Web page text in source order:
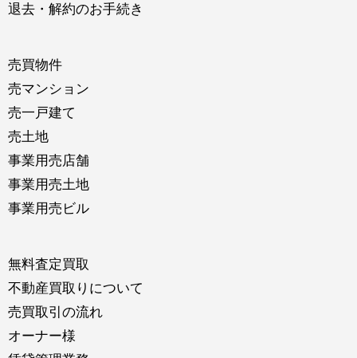
退去・解約のお手続き
売買物件
売マンション
売一戸建て
売土地
事業用売店舗
事業用売土地
事業用売ビル
無料査定買取
不動産買取りについて
売買取引の流れ
オーナー様